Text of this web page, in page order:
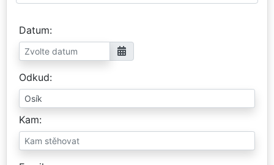
Datum
Odkud
Kam